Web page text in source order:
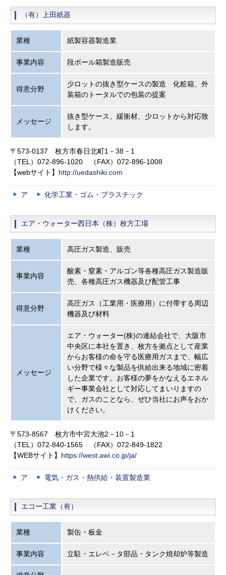
（有）上田紙器
業種 紙製容器製造業
事業内容 段ボール箱製造販売
得意分野
少ロットの抜き型ケースの製造 化粧箱、外
装箱のトータルでの包装の提案
メッセージ
抜き型ケース、緩衝材、少ロットから対応致
します。
〒573-0137 枚方市春日北町1－38－1
（TEL）072-896-1020 （FAX）072-896-1008
【webサイト】 http://uedashiki.com
ア 化学工業・ゴム・プラスチック
エア・ウォーター西日本（株）枚方工場
業種 高圧ガス製造、販売
事業内容
酸素・窒素・アルゴン等各種高圧ガス製造販
売、各種高圧ガス機器及び配管工事
得意分野
高圧ガス（工業用・医療用）に付帯する周辺
機器及び材料
メッセージ
エア・ウォーター(株)の連結会社で、大阪市
中央区に本社を置き、枚方を拠点として産業
からお客様の命を守る医療用ガスまで、幅広
い分野で様々な製品を供給出来る地域に密着
した企業です。お客様の夢をかなえるエネル
ギー事業会社として対応してまいりますの
で、ガスのことなら、ぜひ当社にお声をおか
けください。
〒573-8567 枚方市中宮大池2－10－1
（TEL）072-840-1565 （FAX）072-849-1822
【WEBサイト】 https://west.awi.co.jp/ja/
ア 電気・ガス・熱供給・装置製造業
エコー工業（有）
業種 製缶・板金
事業内容 立駐・エレベ－タ部品・タンク焼却炉等製造